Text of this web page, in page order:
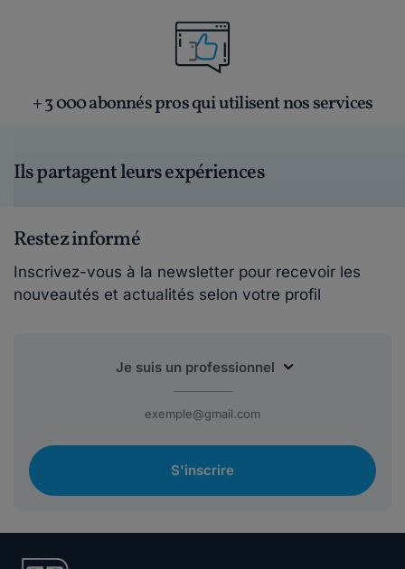
+ 3 000 abonnés pros qui utilisent nos services
Ils partagent leurs expériences
Restez informé
Inscrivez-vous à la newsletter pour recevoir les
nouveautés et actualités selon votre profil
S'inscrire